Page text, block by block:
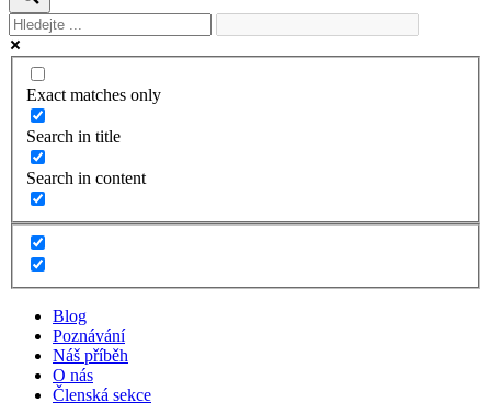
Exact matches only
Search in title
Search in content
Blog
Poznávání
Náš příběh
O nás
Členská sekce